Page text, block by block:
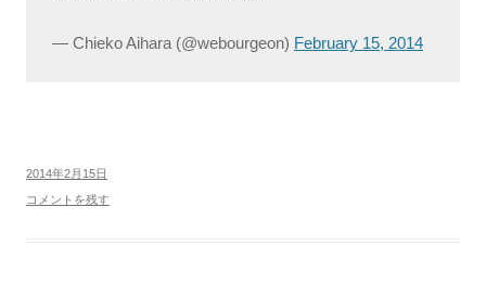
— Chieko Aihara (@webourgeon) February 15, 2014
2014年2月15日
コメントを残す